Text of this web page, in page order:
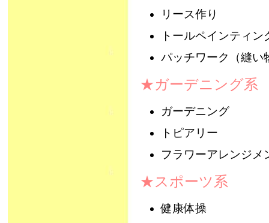
リース作り
トールペインティン
パッチワーク（縫い
★ガーデニング系
ガーデニング
トピアリー
フラワーアレンジメ
★スポーツ系
健康体操